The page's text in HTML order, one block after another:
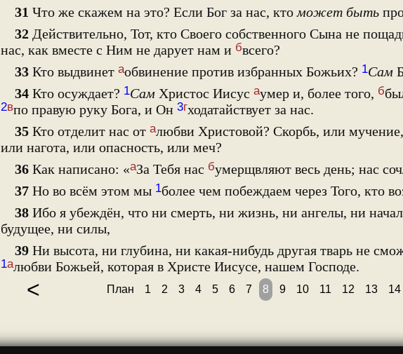
31 Что же скажем на это? Если Бог за нас, ктоможет быть
32 Действительно, Тот, кто Своего собственного Сына не
нас, как вместе с Ним не дарует нам и бвсего?
33 Кто выдвинет аобвинение против избранных Божьих? 1Сам
34 Кто осуждает? 1Сам Христос Иисус аумер и, более того, б
2впо правую руку Бога, и Он 3гходатайствует за нас.
35 Кто отделит нас от алюбви Христовой? Скорбь, или
или нагота, или опасность, или меч?
36 Как написано: «аЗа Тебя нас бумерщвляют весь день; нас
37 Но во всём этом мы 1более чем побеждаем через Того, кто
38 Ибо я убеждён, что ни смерть, ни жизнь, ни ангелы, ни
будущее, ни силы,
39 Ни высота, ни глубина, ни какая-нибудь другая тварь не
1алюбви Божьей, которая в Христе Иисусе, нашем Господе.
< План 1 2 3 4 5 6 7 8 9 10 11 12 13 14